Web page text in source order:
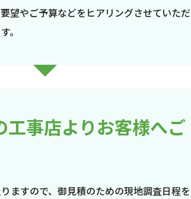
望やご予算などをヒアリングさせていただ
。
事店よりお客様へご
ますので、御見積のための現地調査日程を